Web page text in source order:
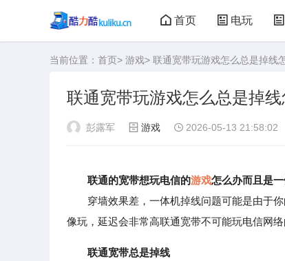
首页 电玩
大型游戏 娃娃机
当前位置： 首页> 游戏> 联通宽带玩游戏怎么总是掉线
联通宽带玩游戏怎么总是掉
彭露军 游戏 2026-05-13 21:58:02
联通的宽带想玩电信的游戏怎么办而且是
穿墙效果差，一体机掉线问题可能是由于你
像玩，延迟会非常高联通宽带不可能玩电信网
联通宽带总是掉线